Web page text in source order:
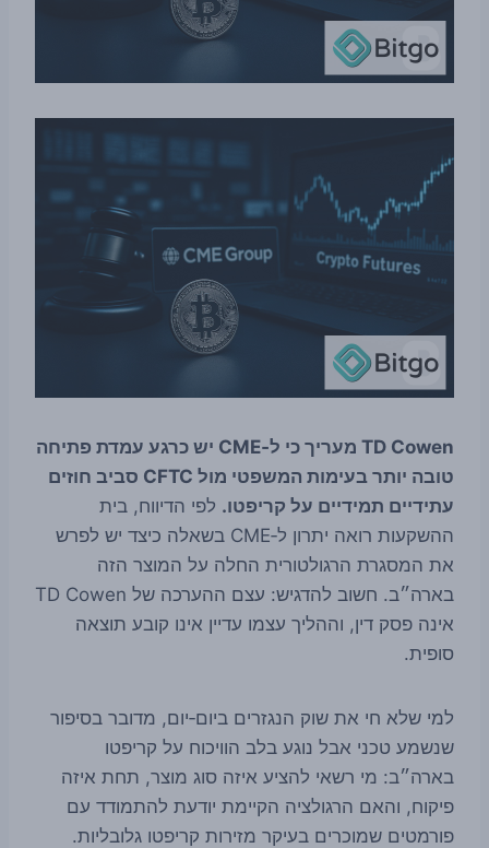
TD Cowen מעריך כי ל‑CME יש כרגע עמדת פתיחה
טובה יותר בעימות המשפטי מול CFTC סביב חוזים
עתידיים תמידיים על קריפטו. לפי הדיווח, בית
ההשקעות רואה יתרון ל‑CME בשאלה כיצד יש לפרש
את המסגרת הרגולטורית החלה על המוצר הזה
בארה״ב. חשוב להדגיש: עצם ההערכה של TD Cowen
אינה פסק דין, וההליך עצמו עדיין אינו קובע תוצאה
סופית.
למי שלא חי את שוק הנגזרים ביום‑יום, מדובר בסיפור
שנשמע טכני אבל נוגע בלב הוויכוח על קריפטו
בארה״ב: מי רשאי להציע איזה סוג מוצר, תחת איזה
פיקוח, והאם הרגולציה הקיימת יודעת להתמודד עם
פורמטים שמוכרים בעיקר מזירות קריפטו גלובליות.